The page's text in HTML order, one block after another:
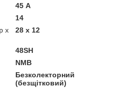
45 А
14
х
28 х 12
48SH
NMB
Безколекторний
(безщітковий)